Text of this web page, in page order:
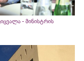
- მინისტრის